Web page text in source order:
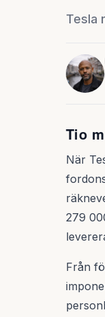
Tesla
Tio
När
279
Från